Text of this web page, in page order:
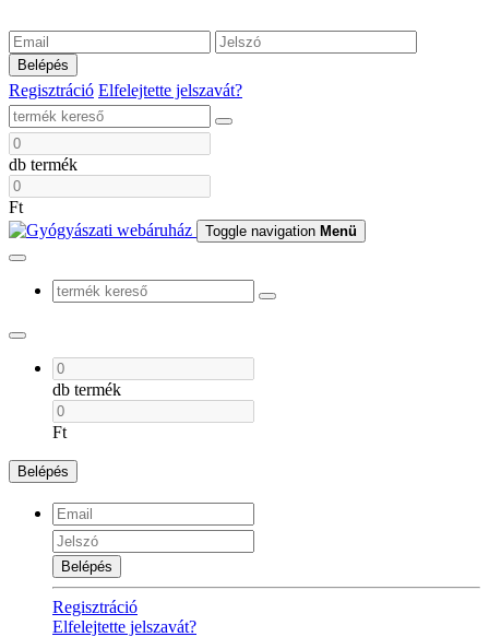
Belépés
Regisztráció Elfelejtette jelszavát?
db termék
Ft
Toggle navigation Menü
db termék
Ft
Belépés
Belépés
Regisztráció
Elfelejtette jelszavát?